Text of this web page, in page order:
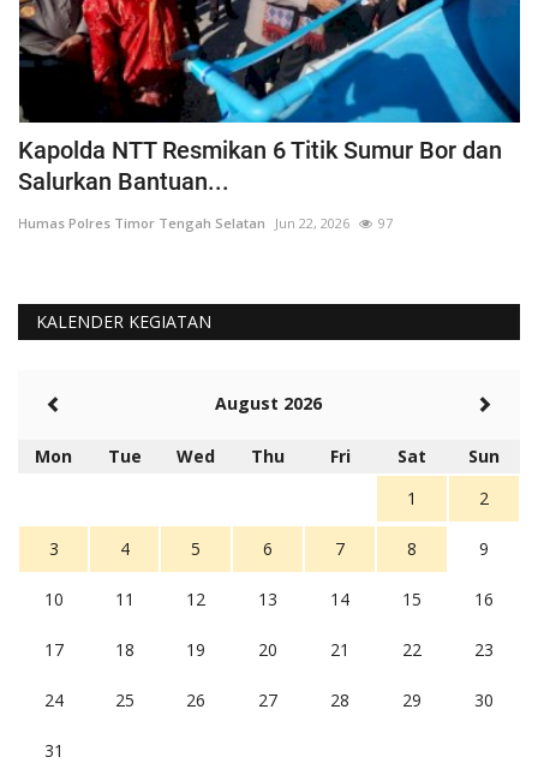
Kapolda NTT Resmikan 6 Titik Sumur Bor dan
Salurkan Bantuan...
Humas Polres Timor Tengah Selatan Jun 22, 2026 97
KALENDER KEGIATAN
August 2026
Mon Tue Wed Thu Fri Sat
Sun
1
2
3 4 5 6 7 8 9
10 11 12 13 14 15 16
17 18 19 20 21 22 23
24 25 26 27 28 29 30
31